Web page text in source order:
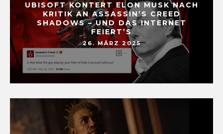
UBISOFT KONTERT ELON MUSK NACH
KRITIK AN ASSASSIN’S CREED
SHADOWS – UND DAS INTERNET
FEIERT’S
26. MÄRZ 2025